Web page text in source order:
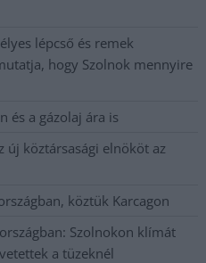
lépcső és remek
hogy Szolnok mennyire
és a gázolaj ára is
új köztársasági elnököt az
köztük Karcagon
Szolnokon klímát
a tüzeknél